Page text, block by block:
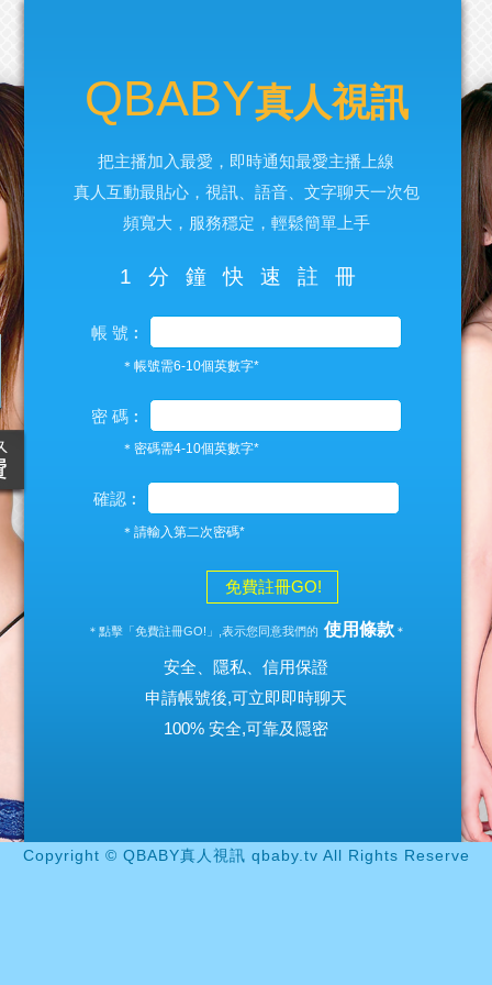
QBABY真人視訊
把主播加入最愛，即時通知最愛主播上線
真人互動最貼心，視訊、語音、文字聊天一次包
頻寬大，服務穩定，輕鬆簡單上手
1分鐘快速註冊
帳 號︰
＊帳號需6-10個英數字*
密 碼︰
＊密碼需4-10個英數字*
確認︰
＊請輸入第二次密碼*
免費註冊GO!
＊點擊「免費註冊GO!」,表示您同意我們的 使用條款＊
安全、隱私、信用保證
申請帳號後,可立即即時聊天
100% 安全,可靠及隱密
Copyright © QBABY真人視訊 qbaby.tv All Rights Reserve